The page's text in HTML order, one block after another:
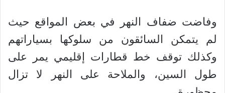
وفاضت ضفاف النهر في بعض المواقع حيث
لم يتمكن السائقون من سلوكها بسياراتهم
وكذلك توقف خط قطارات إقليمي يمر على
طول السين، والملاحة على النهر لا تزال